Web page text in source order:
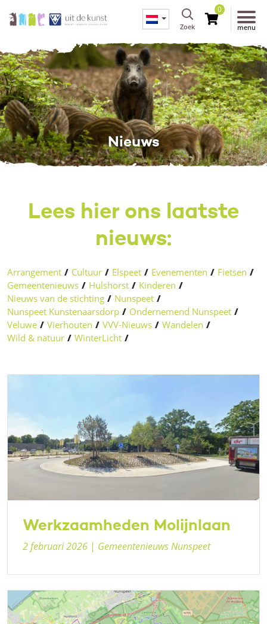
Zoek
0
menu
Nieuws
Lees hier ons laatste
nieuws:
Arrangement / Cultuur / Elspeet / Evenementen / Fietsen /
Gemeentenieuws / Hulshorst / Kinderen /
Nieuws van de stichting / Nunspeet /
Nunspeet Kunstenaarsdorp / Ondernemend Nunspeet /
Veluwe / Vierhouten / VVV-Nieuws / Wandelen /
Wild & natuur / WinterLicht /
Werkzaamheden Molijnlaan
2 februari 2026 | Gemeentenieuws Nunspeet